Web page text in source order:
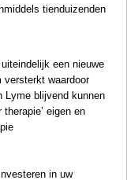
tienduizenden
een nieuwe
versterkt waardoor
Lyme blijvend kunnen
eigen en
in uw